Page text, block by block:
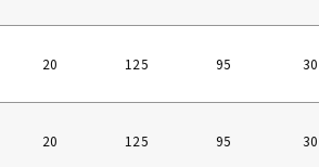
20 125 95 30
20 125 95 30